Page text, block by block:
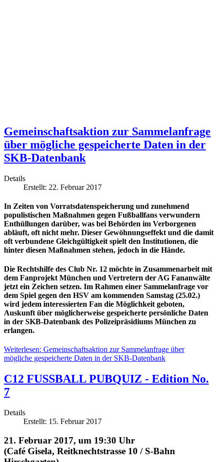
Gemeinschaftsaktion zur Sammelanfrage
über mögliche gespeicherte Daten in der
SKB-Datenbank
Details
Erstellt: 22. Februar 2017
In Zeiten von Vorratsdatenspeicherung und zunehmend
populistischen Maßnahmen gegen Fußballfans verwundern
Enthüllungen darüber, was bei Behörden im Verborgenen
abläuft, oft nicht mehr. Dieser Gewöhnungseffekt und die damit
oft verbundene Gleichgültigkeit spielt den Institutionen, die
hinter diesen Maßnahmen stehen, jedoch in die Hände.
Die Rechtshilfe des Club Nr. 12 möchte in Zusammenarbeit mit
dem Fanprojekt München und Vertretern der AG Fananwälte
jetzt ein Zeichen setzen. Im Rahmen einer Sammelanfrage vor
dem Spiel gegen den HSV am kommenden Samstag (25.02.)
wird jedem interessierten Fan die Möglichkeit geboten,
Auskunft über möglicherweise gespeicherte persönliche Daten
in der SKB-Datenbank des Polizeipräsidiums München zu
erlangen.
Weiterlesen: Gemeinschaftsaktion zur Sammelanfrage über
mögliche gespeicherte Daten in der SKB-Datenbank
C12 FUSSBALL PUBQUIZ - Edition No.
7
Details
Erstellt: 15. Februar 2017
21. Februar 2017, um 19:30 Uhr
(Café Gisela, Reitknechtstrasse 10 / S-Bahn